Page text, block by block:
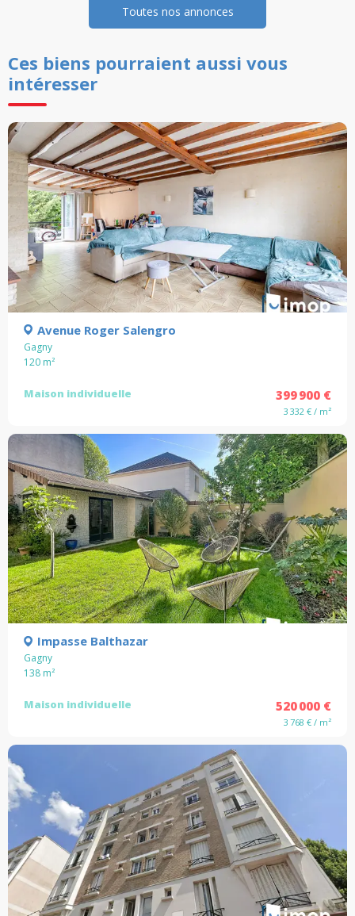
Toutes nos annonces
Ces biens pourraient aussi vous
intéresser
Avenue Roger Salengro
Gagny
120 m²
Maison individuelle 399 900 €
3 332 € / m²
Impasse Balthazar
Gagny
138 m²
Maison individuelle 520 000 €
3 768 € / m²